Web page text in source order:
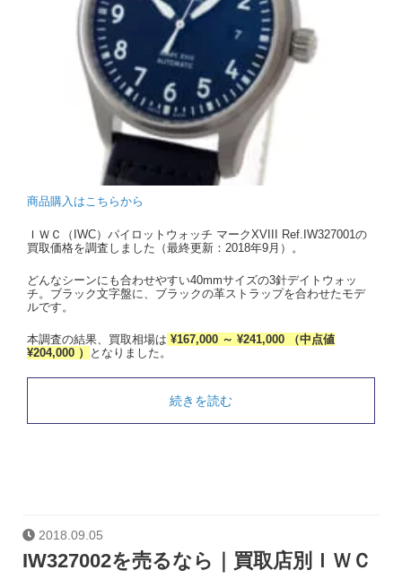
商品購入はこちらから
ＩＷＣ（IWC）パイロットウォッチ マークXVIII Ref.IW327001の
買取価格を調査しました（最終更新：2018年9月）。
どんなシーンにも合わせやすい40mmサイズの3針デイトウォッ
チ。ブラック文字盤に、ブラックの革ストラップを合わせたモデ
ルです。
本調査の結果、買取相場は ¥167,000 ～ ¥241,000 （中点値
¥204,000 ）
となりました。
続きを読む
2018.09.05
IW327002を売るなら｜買取店別ＩＷＣ